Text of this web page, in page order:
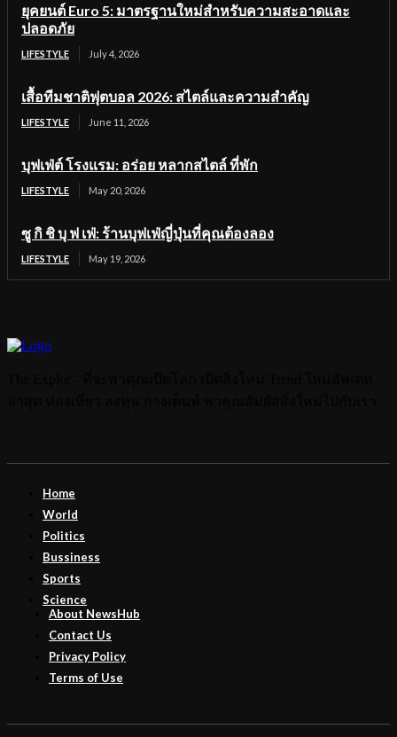
ยุคยนต์ Euro 5: มาตรฐานใหม่สำหรับความสะอาดและ
ปลอดภัย
LIFESTYLE July 4, 2026
เสื้อทีมชาติฟุตบอล 2026: สไตล์และความสำคัญ
LIFESTYLE June 11, 2026
บุฟเฟ่ต์ โรงแรม: อร่อย หลากสไตล์ ที่พัก
LIFESTYLE May 20, 2026
ซู กิ ชิ บุ ฟ เฟ่: ร้านบุฟเฟ่ญี่ปุ่นที่คุณต้องลอง
LIFESTYLE May 19, 2026
Home
World
Politics
Bussiness
Sports
Science
About NewsHub
Contact Us
Privacy Policy
Terms of Use